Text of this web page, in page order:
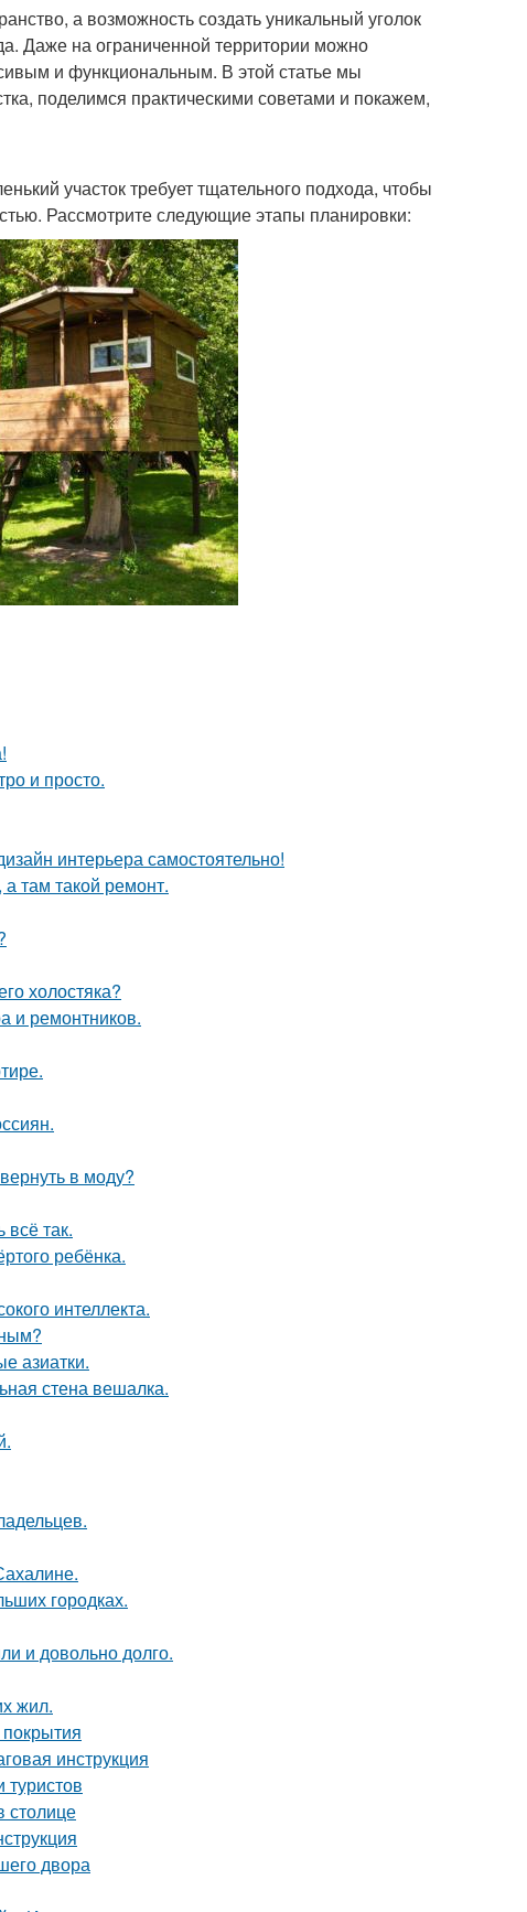
а возможность создать уникальный уголок
Даже на ограниченной территории можно
и функциональным. В этой статье мы
поделимся практическими советами и покажем,
участок требует тщательного подхода, чтобы
Рассмотрите следующие этапы планировки:
и просто.
интерьера самостоятельно!
там такой ремонт.
холостяка?
и ремонтников.
в моду?
всё так.
ребёнка.
интеллекта.
азиатки.
стена вешалка.
городках.
и довольно долго.
жил.
инструкция
столице
двора